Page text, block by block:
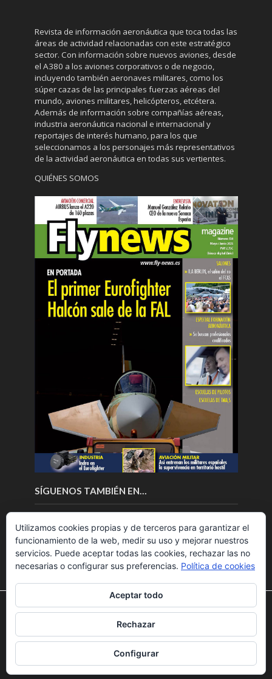
Revista de información aeronáutica que toca todas las
áreas de actividad relacionadas con este estratégico
sector. Con información sobre nuevos aviones, desde
el A380 a los aviones corporativos o de negocio,
incluyendo también aeronaves militares, como los
súper cazas de las principales fuerzas aéreas del
mundo, aviones militares, helicópteros, etcétera.
Además de información sobre compañías aéreas,
industria aeronáutica nacional e internacional y
reportajes de interés humano, para los que
seleccionamos a los personajes más representativos
de la actividad aeronáutica en todas sus vertientes.
QUIÉNES SOMOS
SÍGUENOS TAMBIÉN EN…
Copyright © 2018.Fly News.Noticias aerospacial
UAS aviación comercial
Utilizamos cookies para ofrecerte la mejor experiencia en
nuestra web.
Puedes aprender más sobre qué cookies utilizamos o
desactivarlas en losajustes.
Utilizamos cookies propias y de terceros para garantizar el
funcionamiento de la web, medir su uso y mejorar nuestros
servicios. Puede aceptar todas las cookies, rechazar las no
necesarias o configurar sus preferencias. Política de cookies
Aceptar todo
Rechazar
Configurar